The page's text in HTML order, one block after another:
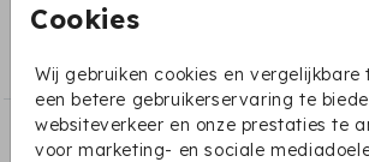
Cookies
Wij gebruiken cookies en vergelijkbare
een betere gebruikerservaring te
websiteverkeer en onze prestaties te
voor marketing- en sociale
Collectie
Labels voor doopsuikers
Dit vind je misschien ook